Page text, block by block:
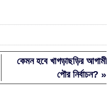
কেমন হবে খাগড়াছড়ির আগামী
পৌর নির্বাচন? »